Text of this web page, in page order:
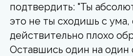
подтвердить: "Ты
это не ты сходишь с ума,
действительно плохо
Оставшись один на один